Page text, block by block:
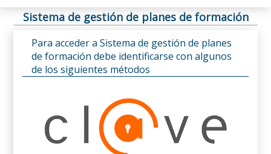
Sistema de gestión de planes de formación
Para acceder a Sistema de gestión de planes
de formación debe identificarse con algunos
de los siguientes métodos